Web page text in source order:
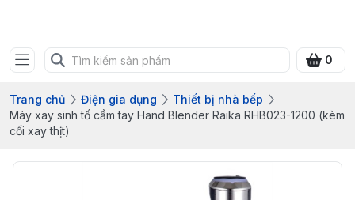
0
Trang chủ Điện gia dụng
Thiết bị nhà bếp
Máy xay sinh tố cầm tay Hand Blender Raika RHB023-1200 (kèm
cối xay thịt)